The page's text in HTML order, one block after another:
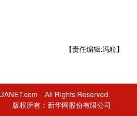
【责任编辑:冯粒】
All Rights Reserved.
版权所有：新华网股份有限公司